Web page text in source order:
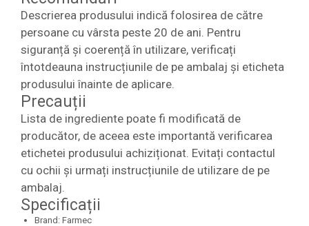
Descrierea produsului indică folosirea de către
persoane cu vârsta peste 20 de ani. Pentru
siguranță și coerență în utilizare, verificați
întotdeauna instrucțiunile de pe ambalaj și eticheta
produsului înainte de aplicare.
Precauții
Lista de ingrediente poate fi modificată de
producător, de aceea este importantă verificarea
etichetei produsului achiziționat. Evitați contactul
cu ochii și urmați instrucțiunile de utilizare de pe
ambalaj.
Specificații
Brand: Farmec